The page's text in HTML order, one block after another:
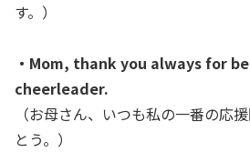
す。）
・Mom, thank you always for
cheerleader.
（お母さん、いつも私の一番の応
とう。）